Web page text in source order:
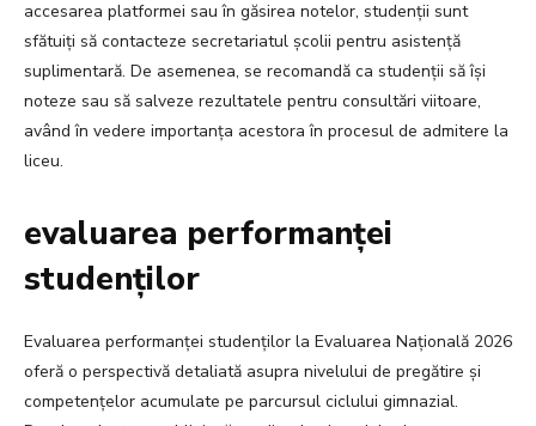
accesarea platformei sau în găsirea notelor, studenții sunt
sfătuiți să contacteze secretariatul școlii pentru asistență
suplimentară. De asemenea, se recomandă ca studenții să își
noteze sau să salveze rezultatele pentru consultări viitoare,
având în vedere importanța acestora în procesul de admitere la
liceu.
evaluarea performanței
studenților
Evaluarea performanței studenților la Evaluarea Națională 2026
oferă o perspectivă detaliată asupra nivelului de pregătire și
competențelor acumulate pe parcursul ciclului gimnazial.